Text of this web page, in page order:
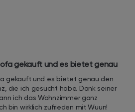
gekauft und es bietet genau
die ich gesucht habe.
Bauweise kann ich das
umgestalten. Ich bin
gekauft und es bietet genau den
die ich gesucht habe. Dank seiner
ich das Wohnzimmer ganz
bin wirklich zufrieden mit Wuun!